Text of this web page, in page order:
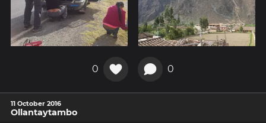
0 0
11 October 2016
Ollantaytambo